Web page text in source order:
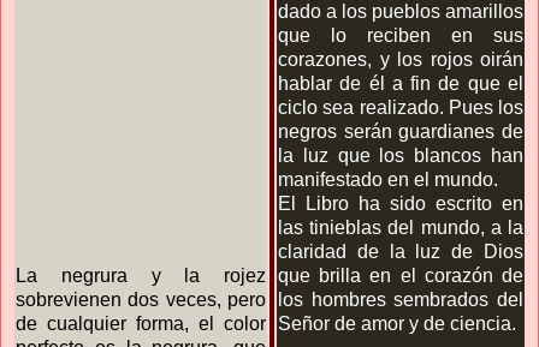
La negrura y la rojez
sobrevienen dos veces, pero
de cualquier forma, el color
dado a los pueblos amarillos
que lo reciben en sus
corazones, y los rojos oirán
hablar de él a fin de que el
ciclo sea realizado. Pues los
negros serán guardianes de
la luz que los blancos han
manifestado en el mundo.
El Libro ha sido escrito en
las tinieblas del mundo, a la
claridad de la luz de Dios
que brilla en el corazón de
los hombres sembrados del
Señor de amor y de ciencia.